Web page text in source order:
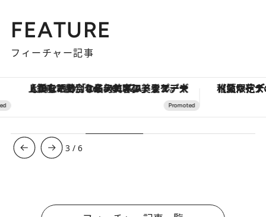
FEATURE
フィーチャー記事
【銀座で出合う最旬美容】美髪ケアや上質な眠り…セルフケアのアップデートから、特別な名入れギフトまで。大人のための「ReFa GINZA」クルーズ 【夏限定ディナーコース】旬を
3 /6